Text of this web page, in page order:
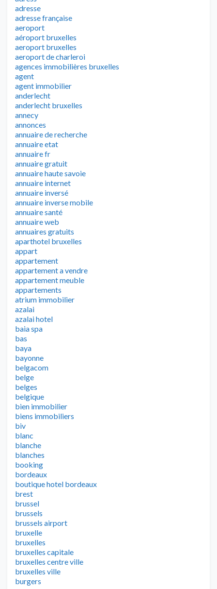
adresse
adresse française
aeroport
aéroport bruxelles
aeroport bruxelles
aeroport de charleroi
agences immobilières bruxelles
agent
agent immobilier
anderlecht
anderlecht bruxelles
annecy
annonces
annuaire de recherche
annuaire etat
annuaire fr
annuaire gratuit
annuaire haute savoie
annuaire internet
annuaire inversé
annuaire inverse mobile
annuaire santé
annuaire web
annuaires gratuits
aparthotel bruxelles
appart
appartement
appartement a vendre
appartement meuble
appartements
atrium immobilier
azalai
azalai hotel
baia spa
bas
baya
bayonne
belgacom
belge
belges
belgique
bien immobilier
biens immobiliers
biv
blanc
blanche
blanches
booking
bordeaux
boutique hotel bordeaux
brest
brussel
brussels
brussels airport
bruxelle
bruxelles
bruxelles capitale
bruxelles centre ville
bruxelles ville
burgers